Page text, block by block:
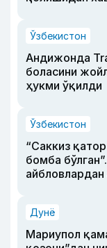
Ўзбекистон
Андижонда
боласини
ҳукми ўқилди
Ўзбекистон
“Саккиз
бомба
Дунё
Мариупол